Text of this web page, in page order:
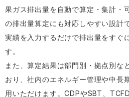
果ガス排出量を自動で算定・集計・
の排出量算定にも対応しやすい設計
実績を入力するだけで排出量をすぐ
す。
また、算定結果は部門別・拠点別な
おり、社内のエネルギー管理や中長
用いただけます。CDPやSBT、